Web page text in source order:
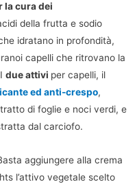
la cura dei
della frutta e sodio
idratano in profondità,
capelli che ritrovano la
due attivi per capelli, il
ed anti-crespo,
di foglie e noci verdi, e
dal carciofo.
aggiungere alla crema
l’attivo vegetale scelto